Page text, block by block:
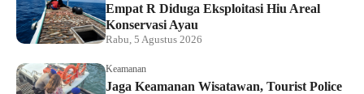
Empat R Diduga Eksploitasi Hiu Areal
Konservasi Ayau
Rabu, 5 Agustus 2026
Keamanan
Jaga Keamanan Wisatawan, Tourist Police